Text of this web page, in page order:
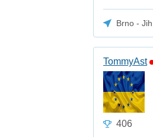
Brno -
TommyAst
406